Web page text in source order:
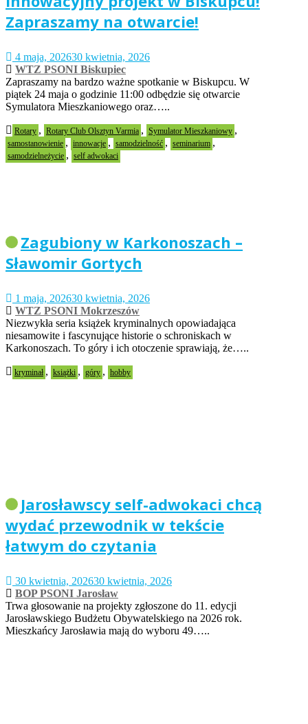
Zapraszamy na otwarcie!
4 maja, 202630 kwietnia, 2026
WTZ PSONI Biskupiec
Zapraszamy na bardzo ważne spotkanie w Biskupcu. W
piątek 24 maja o godzinie 11:00 odbędzie się otwarcie
Symulatora Mieszkaniowego oraz…..
Rotary , Rotary Club Olsztyn Varmia , Symulator Mieszkaniowy ,
samostanowienie , innowacje , samodzielność , seminarium ,
samodzielneżycie , self adwokaci
Zagubiony w Karkonoszach –
Sławomir Gortych
1 maja, 202630 kwietnia, 2026
WTZ PSONI Mokrzeszów
Niezwykła seria książek kryminalnych opowiadająca
niesamowite i fascynujące historie o schroniskach w
Karkonoszach. To góry i ich otoczenie sprawiają, że…..
kryminał , książki , góry , hobby
Jarosławscy self-adwokaci chcą
wydać przewodnik w tekście
łatwym do czytania
30 kwietnia, 202630 kwietnia, 2026
BOP PSONI Jarosław
Trwa głosowanie na projekty zgłoszone do 11. edycji
Jarosławskiego Budżetu Obywatelskiego na 2026 rok.
Mieszkańcy Jarosławia mają do wyboru 49…..